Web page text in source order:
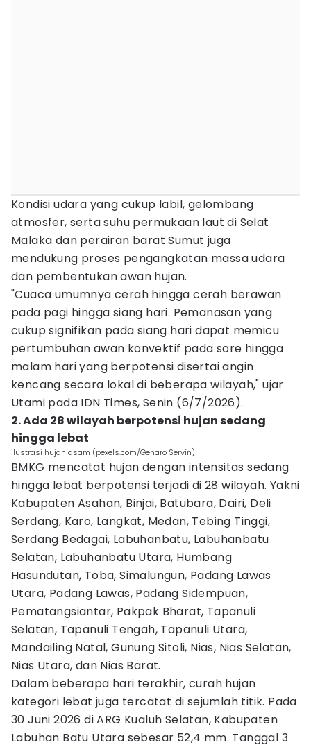
Kondisi udara yang cukup labil, gelombang
atmosfer, serta suhu permukaan laut di Selat
Malaka dan perairan barat Sumut juga
mendukung proses pengangkatan massa udara
dan pembentukan awan hujan.
"Cuaca umumnya cerah hingga cerah berawan
pada pagi hingga siang hari. Pemanasan yang
cukup signifikan pada siang hari dapat memicu
pertumbuhan awan konvektif pada sore hingga
malam hari yang berpotensi disertai angin
kencang secara lokal di beberapa wilayah," ujar
Utami pada IDN Times, Senin (6/7/2026).
2. Ada 28 wilayah berpotensi hujan sedang
hingga lebat
ilustrasi hujan asam (pexels.com/Genaro Servín)
BMKG mencatat hujan dengan intensitas sedang
hingga lebat berpotensi terjadi di 28 wilayah. Yakni
Kabupaten Asahan, Binjai, Batubara, Dairi, Deli
Serdang, Karo, Langkat, Medan, Tebing Tinggi,
Serdang Bedagai, Labuhanbatu, Labuhanbatu
Selatan, Labuhanbatu Utara, Humbang
Hasundutan, Toba, Simalungun, Padang Lawas
Utara, Padang Lawas, Padang Sidempuan,
Pematangsiantar, Pakpak Bharat, Tapanuli
Selatan, Tapanuli Tengah, Tapanuli Utara,
Mandailing Natal, Gunung Sitoli, Nias, Nias Selatan,
Nias Utara, dan Nias Barat.
Dalam beberapa hari terakhir, curah hujan
kategori lebat juga tercatat di sejumlah titik. Pada
30 Juni 2026 di ARG Kualuh Selatan, Kabupaten
Labuhan Batu Utara sebesar 52,4 mm. Tanggal 3